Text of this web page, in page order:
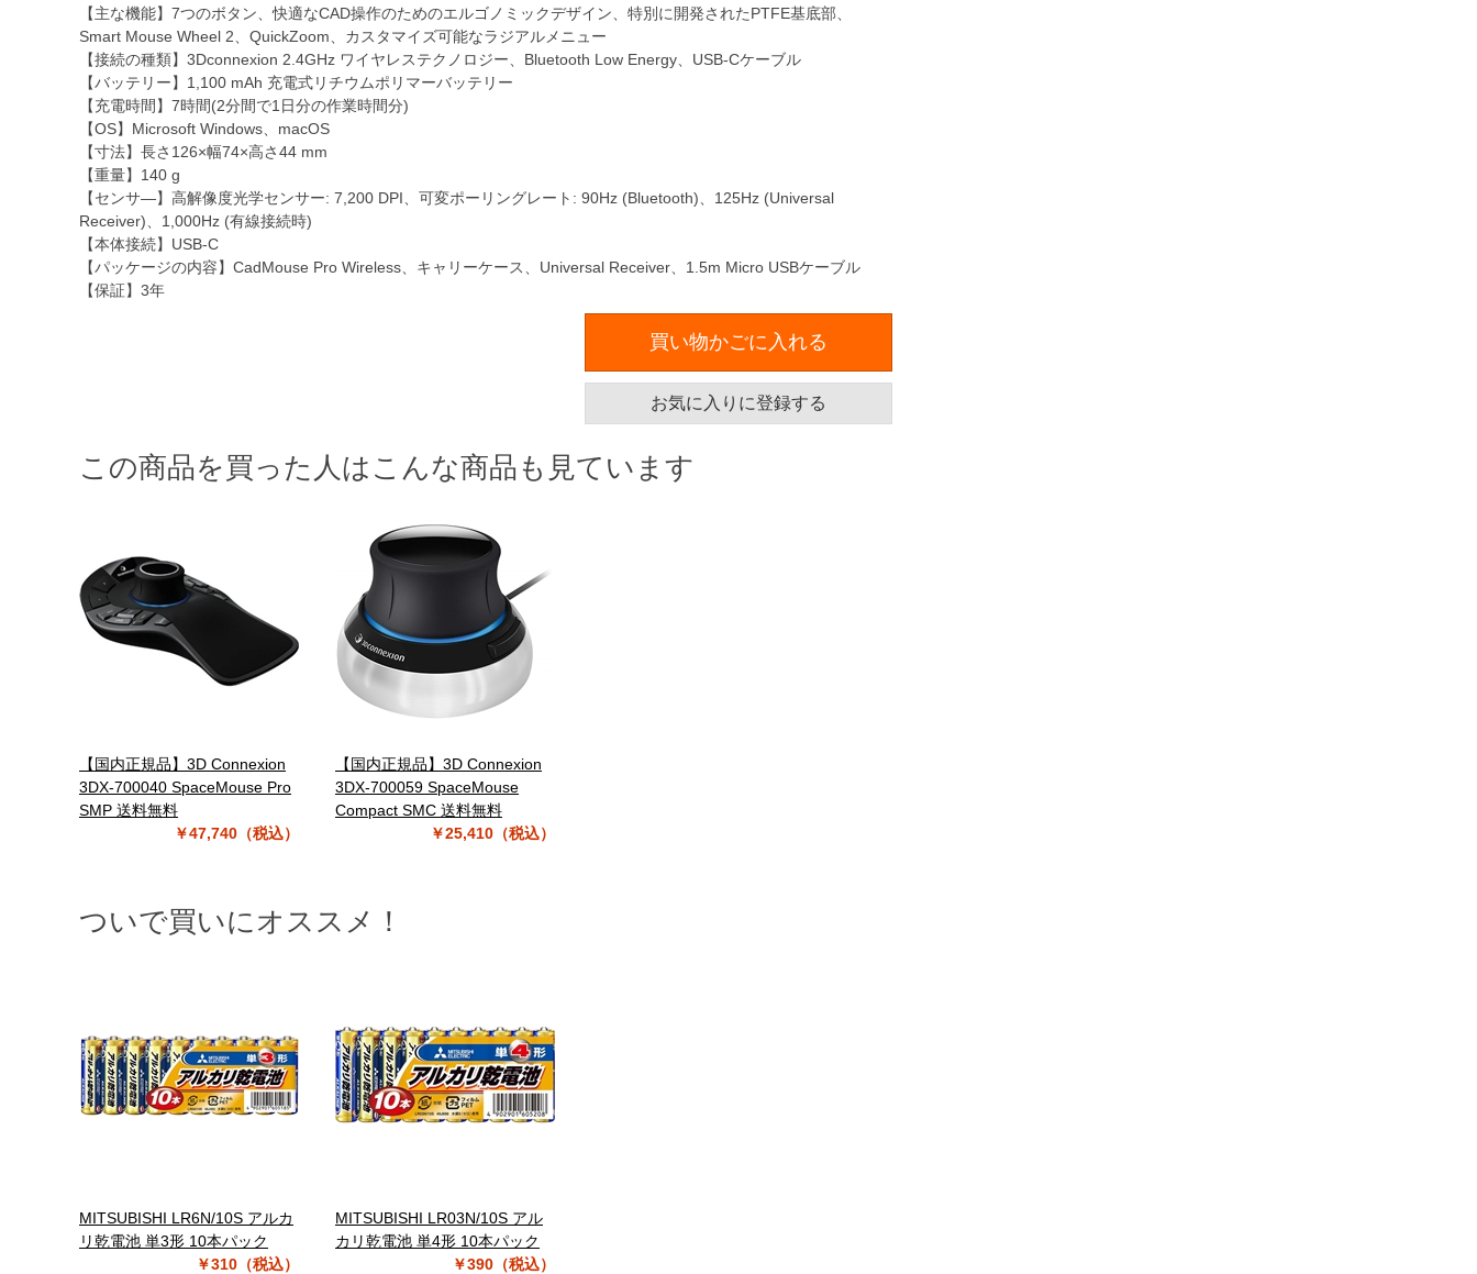
【主な機能】7つのボタン、快適なCAD操作のためのエルゴノミックデザイン、特別に開発されたPTFE基底部、
Smart Mouse Wheel 2、QuickZoom、カスタマイズ可能なラジアルメニュー
【接続の種類】3Dconnexion 2.4GHz ワイヤレステクノロジー、Bluetooth Low Energy、USB-Cケーブル
【バッテリー】1,100 mAh 充電式リチウムポリマーバッテリー
【充電時間】7時間(2分間で1日分の作業時間分)
【OS】Microsoft Windows、macOS
【寸法】長さ126×幅74×高さ44 mm
【重量】140 g
【センサ―】高解像度光学センサー: 7,200 DPI、可変ポーリングレート: 90Hz (Bluetooth)、125Hz (Universal
Receiver)、1,000Hz (有線接続時)
【本体接続】USB-C
【パッケージの内容】CadMouse Pro Wireless、キャリーケース、Universal Receiver、1.5m Micro USBケーブル
【保証】3年
買い物かごに入れる
お気に入りに登録する
この商品を買った人はこんな商品も見ています
【国内正規品】3D Connexion
3DX-700040 SpaceMouse Pro
SMP 送料無料
￥47,740（税込）
【国内正規品】3D Connexion
3DX-700059 SpaceMouse
Compact SMC 送料無料
￥25,410（税込）
ついで買いにオススメ！
MITSUBISHI LR6N/10S アルカ
リ乾電池 単3形 10本パック
￥310（税込）
MITSUBISHI LR03N/10S アル
カリ乾電池 単4形 10本パック
￥390（税込）